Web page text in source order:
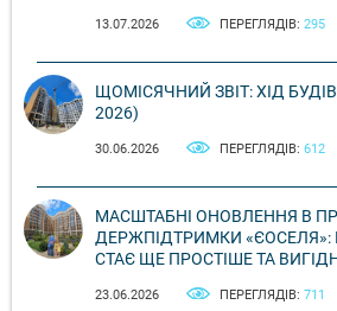
13.07.2026 ПЕРЕГЛЯДІВ: 295
ЩОМІСЯЧНИЙ ЗВІТ: ХІД
2026)
30.06.2026 ПЕРЕГЛЯДІВ: 612
МАСШТАБНІ ОНОВЛЕННЯ В
ДЕРЖПІДТРИМКИ
СТАЄ ЩЕ ПРОСТІШЕ ТА
23.06.2026 ПЕРЕГЛЯДІВ: 711